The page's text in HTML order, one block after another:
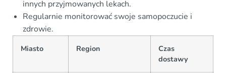
innych przyjmowanych lekach.
Regularnie monitorować swoje samopoczucie i
zdrowie.
Miasto Region
Czas
dostawy